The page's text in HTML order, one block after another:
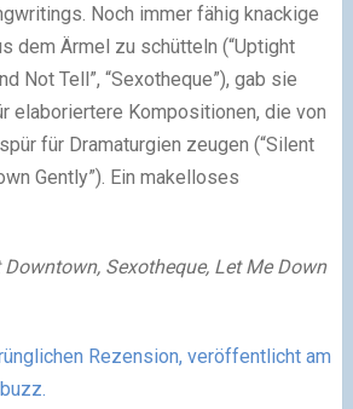
Noch immer fähig knackige
dem Ärmel zu schütteln (“Uptight
Not Tell”, “Sexotheque”), gab sie
elaboriertere Kompositionen, die von
für Dramaturgien zeugen (“Silent
Gently”). Ein makelloses
Downtown, Sexotheque, Let Me Down
Rezension, veröffentlicht am